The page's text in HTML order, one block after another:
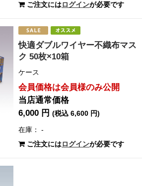
ご注文にはログインが必要です
快適ダブルワイヤー不織布マス
ク 50枚×10箱
ケース
会員価格は会員様のみ公開
当店通常価格
6,000 円(税込 6,600 円)
在庫： -
ご注文にはログインが必要です